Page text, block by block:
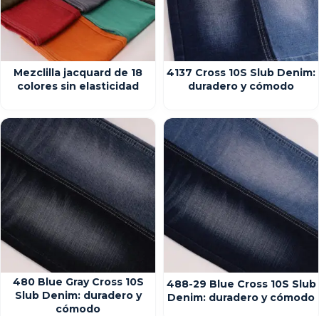
Mezclilla jacquard de 18
colores sin elasticidad
4137 Cross 10S Slub Denim:
duradero y cómodo
480 Blue Gray Cross 10S
Slub Denim: duradero y
cómodo
488-29 Blue Cross 10S Slub
Denim: duradero y cómodo